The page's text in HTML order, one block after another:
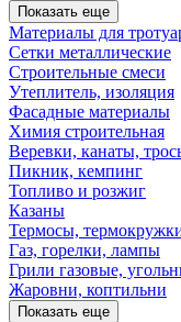
Показать еще
Материалы для
Сетки металлические
Строительные смеси
Утеплитель, изоляция
Фасадные материалы
Химия строительная
Веревки, канаты,
Пикник, кемпинг
Топливо и розжиг
Казаны
Термосы,
Газ, горелки, лампы
Грили газовые,
Жаровни, коптильни
Показать еще